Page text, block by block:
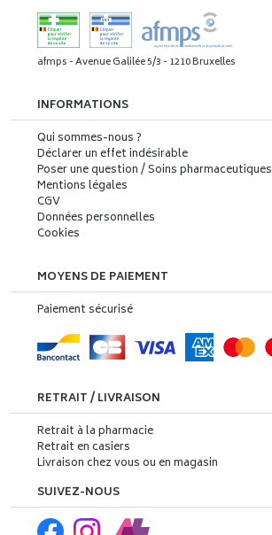
afmps - Avenue Galilée 5/3 - 1210 Bruxelles
INFORMATIONS
Qui sommes-nous ?
Déclarer un effet indésirable
Poser une question / Soins pharmaceutiques
Mentions légales
CGV
Données personnelles
Cookies
MOYENS DE PAIEMENT
Paiement sécurisé
RETRAIT / LIVRAISON
Retrait à la pharmacie
Retrait en casiers
Livraison chez vous ou en magasin
SUIVEZ-NOUS